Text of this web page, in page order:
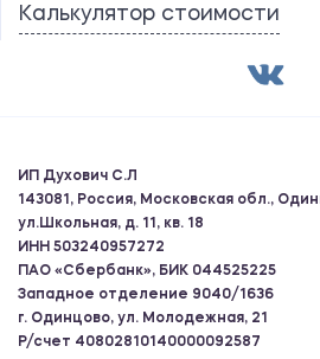
Калькулятор стоимости
ИП Духович С.Л
143081, Россия, Московская обл.,
ул.Школьная, д. 11, кв. 18
ИНН 503240957272
ПАО «Сбербанк», БИК 044525225
Западное отделение 9040/1636
г. Одинцово, ул. Молодежная, 21
Р/счет 40802810140000092587